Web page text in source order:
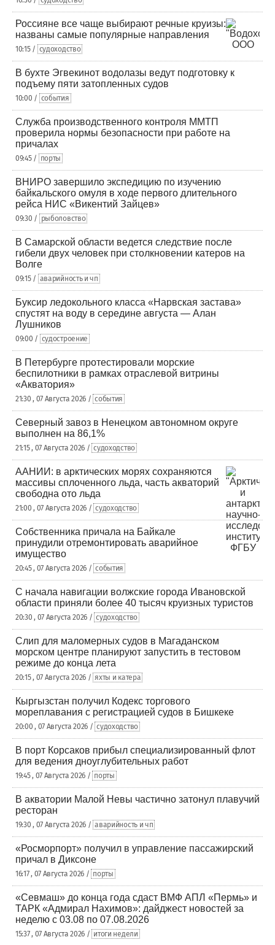
Россияне все чаще выбирают речные круизы:
названы самые популярные направления
10:15 / судоходство
В бухте Эгвекинот водолазы ведут подготовку к
подъему пяти затопленных судов
10:00 / события
Служба производственного контроля ММТП
проверила нормы безопасности при работе на
причалах
09:45 / порты
ВНИРО завершило экспедицию по изучению
байкальского омуля в ходе первого длительного
рейса НИС «Викентий Зайцев»
09:30 / рыболовство
В Самарской области ведется следствие после
гибели двух человек при столкновении катеров на
Волге
09:15 / аварийность и чп
Буксир ледокольного класса «Нарвская застава»
спустят на воду в середине августа — Алан
Лушников
09:00 / судостроение
В Петербурге протестировали морские
беспилотники в рамках отраслевой витрины
«Акватория»
21:30 , 07 Августа 2026 / события
Северный завоз в Ненецком автономном округе
выполнен на 86,1%
21:15 , 07 Августа 2026 / судоходство
ААНИИ: в арктических морях сохраняются
массивы сплоченного льда, часть акваторий
свободна ото льда
21:00 , 07 Августа 2026 / судоходство
Собственника причала на Байкале
принудили отремонтировать аварийное
имущество
20:45 , 07 Августа 2026 / события
С начала навигации волжские города Ивановской
области приняли более 40 тысяч круизных туристов
20:30 , 07 Августа 2026 / судоходство
Слип для маломерных судов в Магаданском
морском центре планируют запустить в тестовом
режиме до конца лета
20:15 , 07 Августа 2026 / яхты и катера
Кыргызстан получил Кодекс торгового
мореплавания с регистрацией судов в Бишкеке
20:00 , 07 Августа 2026 / судоходство
В порт Корсаков прибыл специализированный флот
для ведения дноуглубительных работ
19:45 , 07 Августа 2026 / порты
В акватории Малой Невы частично затонул плавучий
ресторан
19:30 , 07 Августа 2026 / аварийность и чп
«Росморпорт» получил в управление пассажирский
причал в Диксоне
16:17 , 07 Августа 2026 / порты
«Севмаш» до конца года сдаст ВМФ АПЛ «Пермь» и
ТАРК «Адмирал Нахимов»: дайджест новостей за
неделю с 03.08 по 07.08.2026
15:37 , 07 Августа 2026 / итоги недели